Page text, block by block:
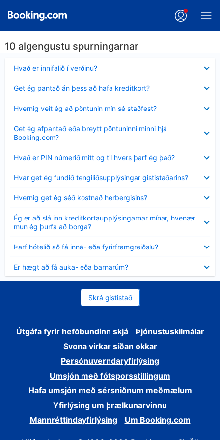
10 algengustu spurningarnar
Hvað er innifalið í verðinu?
sýnt
Get ég pantað án þess að hafa kreditkort?
sýnt
Hvernig veit ég að pöntunin mín sé staðfest?
sýnt
Get ég afpantað eða breytt pöntuninni minni hjá
Booking.com?
sýnt
Hvað er PIN númerið mitt og til hvers þarf ég það?
sýnt
Hvar get ég fundið tengiliðsupplýsingar gististaðarins?
sýnt
Hvernig get ég séð kostnað herbergisins?
sýnt
Ég er að slá inn kreditkortaupplýsingarnar mínar, hvenær
mun ég þurfa að borga?
Minna
sýnt
Þarf hótelið að fá inná- eða fyrirframgreiðslu?
sýnt
Er hægt að fá auka- eða barnarúm?
sýnt
Skrá gististað
Útgáfa fyrir hefðbundinn skjá
Þjónustuskilmálar
Svona virkar síðan okkar
Persónuverndaryfirlýsing
Umsjón með fótsporsstillingum
Hafa umsjón með sérsniðnum meðmælum
Yfirlýsing um þrælkunarvinnu
Mannréttindayfirlýsing
Um Booking.com